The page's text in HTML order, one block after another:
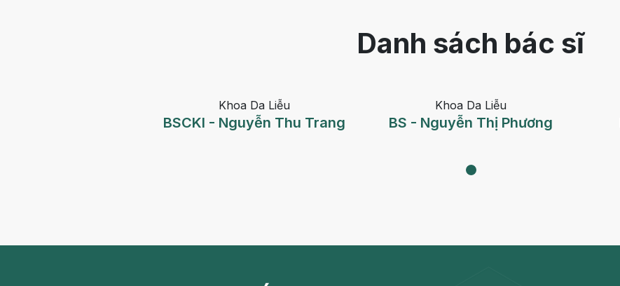
Danh sách bác sĩ
Khoa Da Liễu
BSCKI - Nguyễn Thu Trang
Khoa Da Liễu
BS - Nguyễn Thị Phương